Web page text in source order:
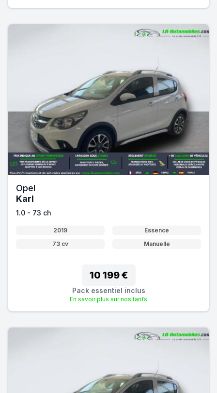
Opel
Karl
1.0 - 73 ch
2019
Essence
73 cv
Manuelle
10 199 €
Pack essentiel inclus
En savoir plus sur nos tarifs